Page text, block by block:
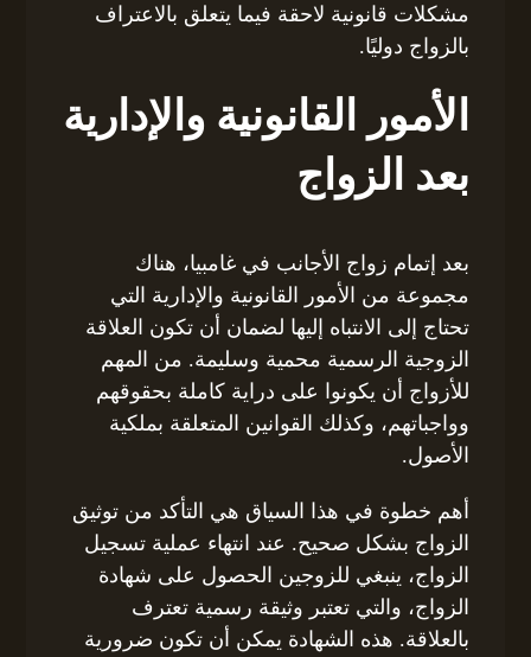
مشكلات قانونية لاحقة فيما يتعلق بالاعتراف
بالزواج دوليًا.
الأمور القانونية والإدارية
بعد الزواج
بعد إتمام زواج الأجانب في غامبيا، هناك
مجموعة من الأمور القانونية والإدارية التي
تحتاج إلى الانتباه إليها لضمان أن تكون العلاقة
الزوجية الرسمية محمية وسليمة. من المهم
للأزواج أن يكونوا على دراية كاملة بحقوقهم
وواجباتهم، وكذلك القوانين المتعلقة بملكية
الأصول.
أهم خطوة في هذا السياق هي التأكد من توثيق
الزواج بشكل صحيح. عند انتهاء عملية تسجيل
الزواج، ينبغي للزوجين الحصول على شهادة
الزواج، والتي تعتبر وثيقة رسمية تعترف
بالعلاقة. هذه الشهادة يمكن أن تكون ضرورية